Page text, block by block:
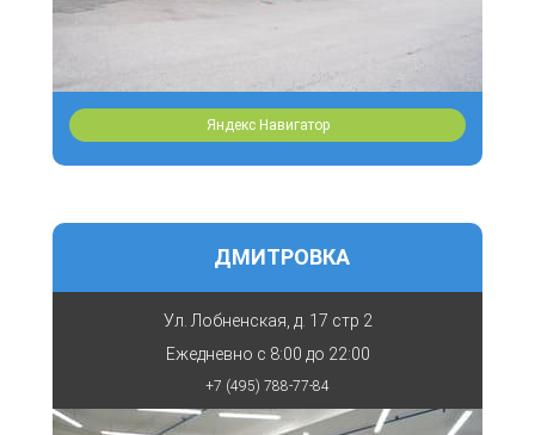
Яндекс Навигатор
ДМИТРОВКА
Ул. Лобненская, д. 17 стр 2
Ежедневно с 8:00 до 22:00
+7 (495) 788-77-84